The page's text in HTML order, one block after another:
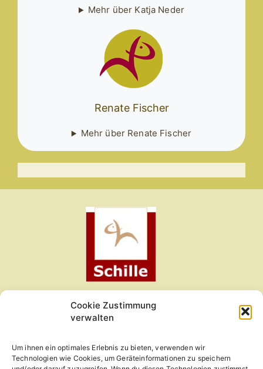
Cookie Zustimmung
verwalten
Um ihnen ein optimales Erlebnis zu bieten, verwenden wir
Technologien wie Cookies, um Geräteinformationen zu speichern
Mehr über Katja Neder
Renate Fischer
Mehr über Renate Fischer
Kleintierzentrum am Obermain
96215 Lichtenfels